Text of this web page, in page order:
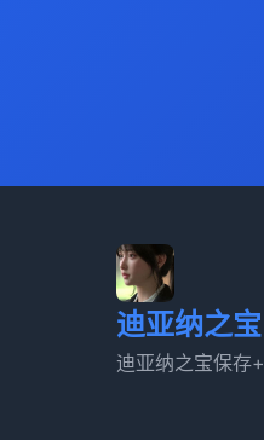
迪亚纳之宝
迪亚纳之宝保存